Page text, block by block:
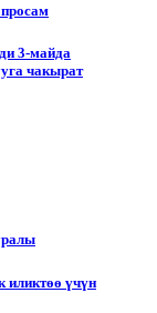
3-майда
чакырат
үчүн